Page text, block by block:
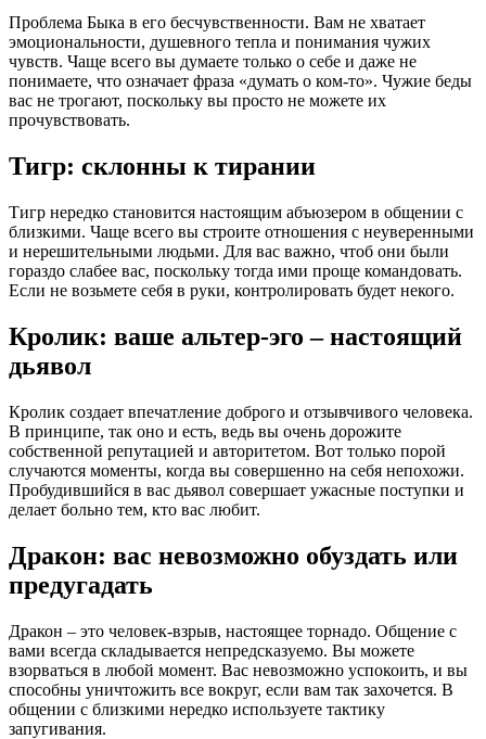
Проблема Быка в его бесчувственности. Вам не хватает
эмоциональности, душевного тепла и понимания чужих
чувств. Чаще всего вы думаете только о себе и даже не
понимаете, что означает фраза «думать о ком-то». Чужие беды
вас не трогают, поскольку вы просто не можете их
прочувствовать.
Тигр: склонны к тирании
Тигр нередко становится настоящим абъюзером в общении с
близкими. Чаще всего вы строите отношения с неуверенными
и нерешительными людьми. Для вас важно, чтоб они были
гораздо слабее вас, поскольку тогда ими проще командовать.
Если не возьмете себя в руки, контролировать будет некого.
Кролик: ваше альтер-эго – настоящий
дьявол
Кролик создает впечатление доброго и отзывчивого человека.
В принципе, так оно и есть, ведь вы очень дорожите
собственной репутацией и авторитетом. Вот только порой
случаются моменты, когда вы совершенно на себя непохожи.
Пробудившийся в вас дьявол совершает ужасные поступки и
делает больно тем, кто вас любит.
Дракон: вас невозможно обуздать или
предугадать
Дракон – это человек-взрыв, настоящее торнадо. Общение с
вами всегда складывается непредсказуемо. Вы можете
взорваться в любой момент. Вас невозможно успокоить, и вы
способны уничтожить все вокруг, если вам так захочется. В
общении с близкими нередко используете тактику
запугивания.